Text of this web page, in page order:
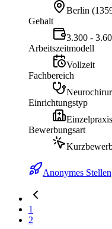
Berlin (
Gehalt
3.300 -
Arbeitszeitmodell
Vollzeit
Fachbereich
Einrichtungstyp
Einzelpraxis
Bewerbungsart
Anonymes
1
2